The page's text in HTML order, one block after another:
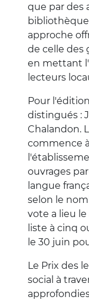
que par des
approche
de celle des
en mettant
lecteurs
Pour
distingués :
Chalandon.
commence
ouvrages
langue
selon le
vote a lieu
liste à cinq
le 30 juin
Le Prix des
social à